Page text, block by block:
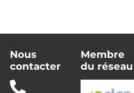
Nous
contacter
Membre
du réseau